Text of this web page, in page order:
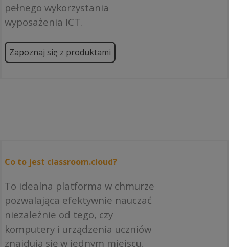
pełnego wykorzystania
wyposażenia ICT.
Zapoznaj się z produktami
Co to jest classroom.cloud?
To idealna platforma w chmurze
pozwalająca efektywnie nauczać
niezależnie od tego, czy
komputery i urządzenia uczniów
znajdują się w jednym miejscu,